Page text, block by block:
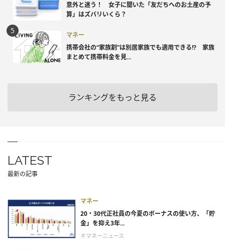
意外と迷う！ 女子に聞いた「友だちへのお土産の予
算」はズバリいくら？
マネー
携帯会社の“家族割”は別居家族でも適用できる!? 家族
まとめて携帯料金を見...
ランキングをもっと見る
LATEST
最新の記事
マネー
20・30代正社員の今夏のボーナスの使い方、「貯
金」を抑え3年...
＃マネーニュース